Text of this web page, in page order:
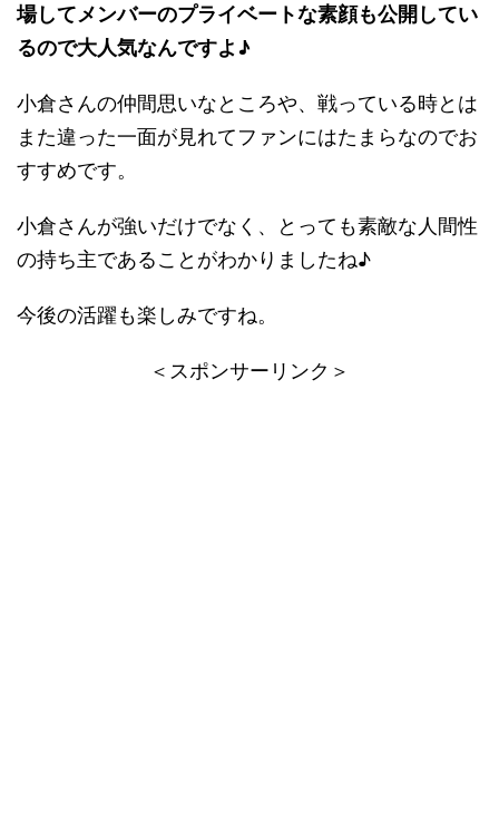
場してメンバーのプライベートな素顔も公開してい
るので大人気なんですよ♪
小倉さんの仲間思いなところや、戦っている時とは
また違った一面が見れてファンにはたまらなのでお
すすめです。
小倉さんが強いだけでなく、とっても素敵な人間性
の持ち主であることがわかりましたね♪
今後の活躍も楽しみですね。
＜スポンサーリンク＞